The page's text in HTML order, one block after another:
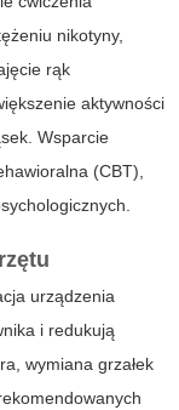
nikotyny,
rąk
aktywności
Wsparcie
(CBT),
urządzenia
i redukują
wymiana grzałek